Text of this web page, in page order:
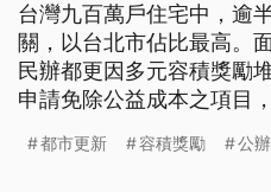
台灣九百萬戶住宅中，逾
關，以台北市佔比最高。
民辦都更因多元容積獎勵
申請免除公益成本之項目
結合，已成為安全與都市
都市更新 容積獎勵 公